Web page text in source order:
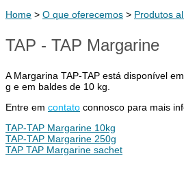
Home > O que oferecemos > Produtos
TAP - TAP Margarine
A Margarina TAP-TAP está disponível
g e em baldes de 10 kg.
Entre em contato connosco para mais
TAP-TAP Margarine 10kg
TAP-TAP Margarine 250g
TAP TAP Margarine sachet